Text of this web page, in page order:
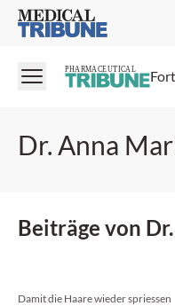
Medical Tribune
PHARMACEUTICAL
Dr. Anna
Beiträge von
Damit die Haare wieder spriessen